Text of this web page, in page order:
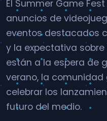
El Summer Game
anuncios de
eventos destacados
y la expectativa sobre
están a la espera de
verano, la
celebrar los
futuro del medio.